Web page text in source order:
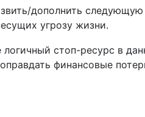
дополнить
угрозу жизни.
стоп-ресурс в
финансовые